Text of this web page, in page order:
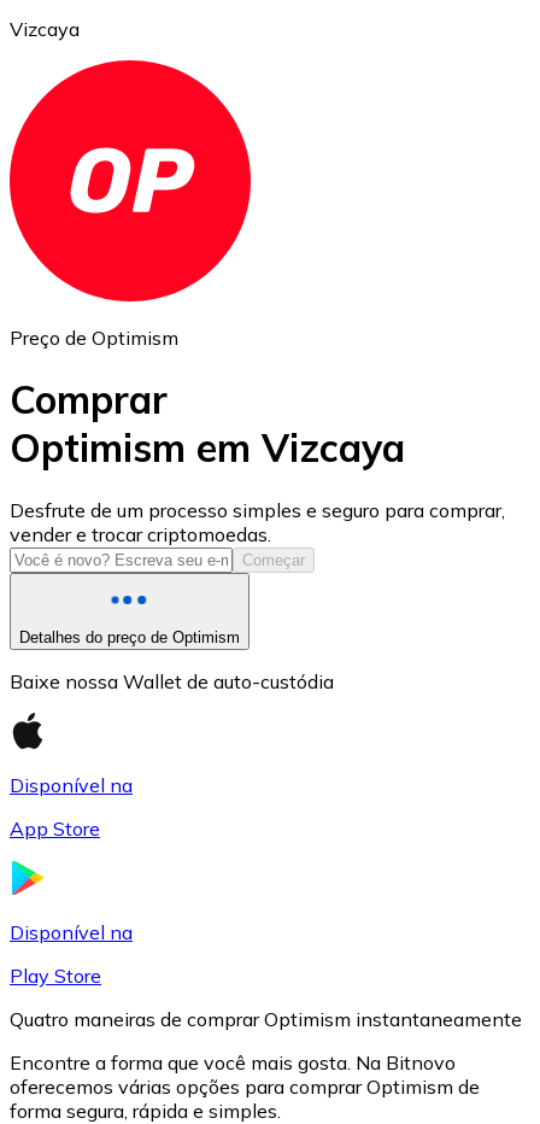
Ethereum
ETH
USD Coin
USDC
Vizcaya
Preço de Optimism
Comprar
Optimism em Vizcaya
Desfrute de um processo simples e seguro para comprar,
vender e trocar criptomoedas.
Começar
Detalhes do preço de Optimism
Baixe nossa Wallet de auto-custódia
Disponível na
App Store
Disponível na
Play Store
Quatro maneiras de comprar Optimism instantaneamente
Encontre a forma que você mais gosta. Na Bitnovo
oferecemos várias opções para comprar Optimism de
forma segura, rápida e simples.